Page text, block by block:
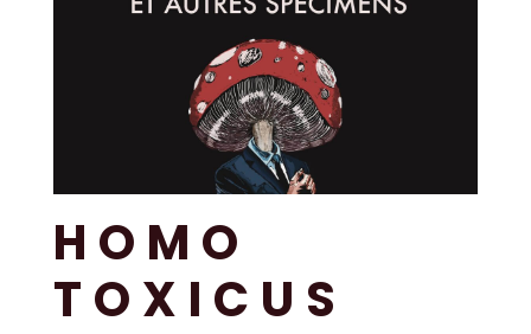
HOMO
TOXICUS